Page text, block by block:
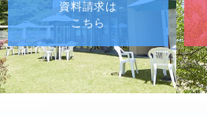
資料請求は
こちら